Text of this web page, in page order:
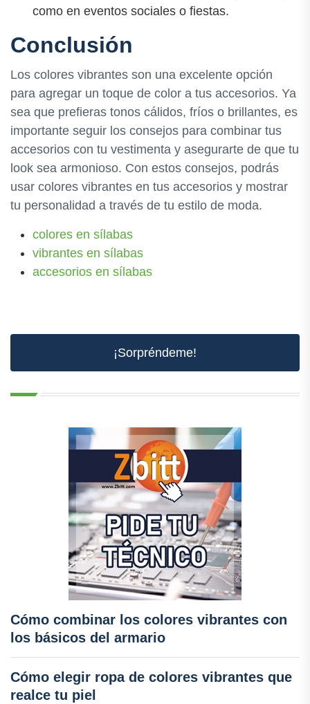
como en eventos sociales o fiestas.
Conclusión
Los colores vibrantes son una excelente opción
para agregar un toque de color a tus accesorios. Ya
sea que prefieras tonos cálidos, fríos o brillantes, es
importante seguir los consejos para combinar tus
accesorios con tu vestimenta y asegurarte de que tu
look sea armonioso. Con estos consejos, podrás
usar colores vibrantes en tus accesorios y mostrar
tu personalidad a través de tu estilo de moda.
colores en sílabas
vibrantes en sílabas
accesorios en sílabas
¡Sorpréndeme!
Cómo combinar los colores vibrantes con
los básicos del armario
Cómo elegir ropa de colores vibrantes que
realce tu piel